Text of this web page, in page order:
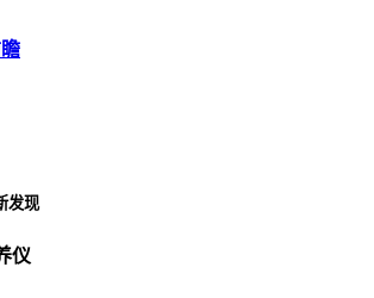
发现
仪